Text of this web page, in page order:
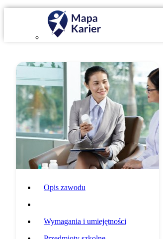
Opis zawodu
Wymagania i umiejętności